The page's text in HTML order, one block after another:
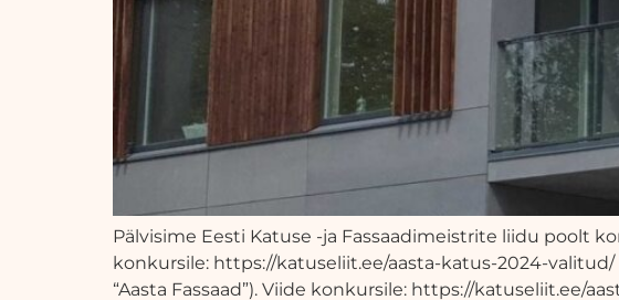
Pälvisime Eesti Katuse -ja Fassaadimeistrite liidu poolt
konkursile: https://katuseliit.ee/aasta-katus-2024-valitud/
“Aasta Fassaad”). Viide konkursile: https://katuseliit.ee/